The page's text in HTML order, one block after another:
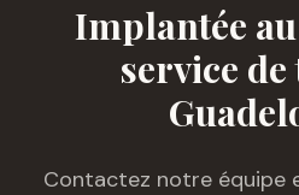
Implantée
service
Contactez notre équipe